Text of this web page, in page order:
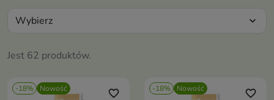
Jest 62 produktów.
Wybierz expand_more
-18% Nowość favorite_border -18% Nowość favorite_border